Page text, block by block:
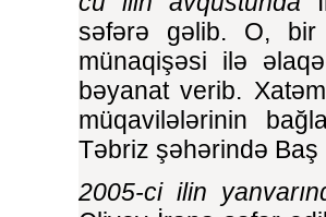
səfərə gəlib. O, bir
münaqişəsi ilə
bəyanat verib.
müqavilələrinin
Təbriz şəhərində Baş
2005-ci ilin